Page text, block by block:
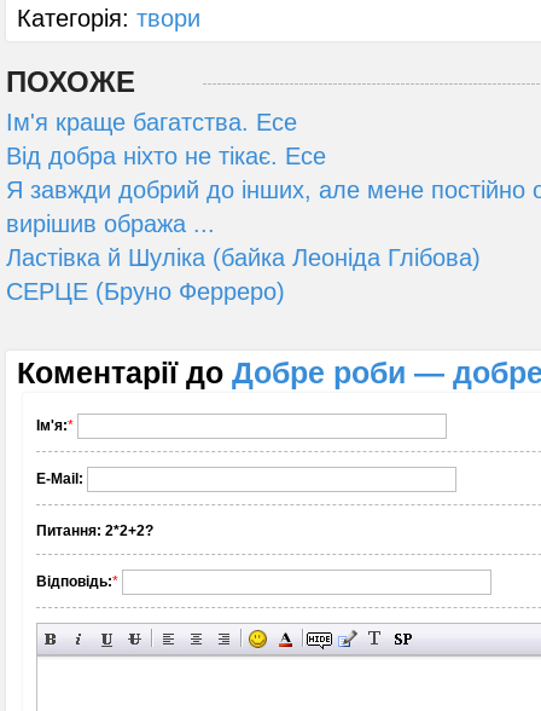
Категорія: твори
ПОХОЖЕ
Ім'я краще багатства. Есе
Від добра ніхто не тікає. Есе
Я завжди добрий до інших, але мене постійно
вирішив обража ...
Ластівка й Шуліка (байка Леоніда Глібова)
СЕРЦЕ (Бруно Ферреро)
Коментарії до Добре роби —
Ім'я:*
E-Mail:
Питання: 2*2+2?
Відповідь:*